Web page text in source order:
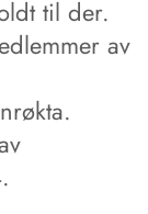
til der.
av